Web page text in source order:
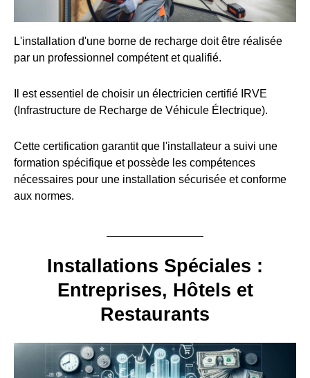
L'installation d'une borne de recharge doit être réalisée
par un professionnel compétent et qualifié.
Il est essentiel de choisir un électricien certifié IRVE
(Infrastructure de Recharge de Véhicule Électrique).
Cette certification garantit que l'installateur a suivi une
formation spécifique et possède les compétences
nécessaires pour une installation sécurisée et conforme
aux normes.
Installations Spéciales :
Entreprises, Hôtels et
Restaurants